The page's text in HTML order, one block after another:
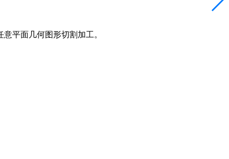
平面几何图形切割加工。